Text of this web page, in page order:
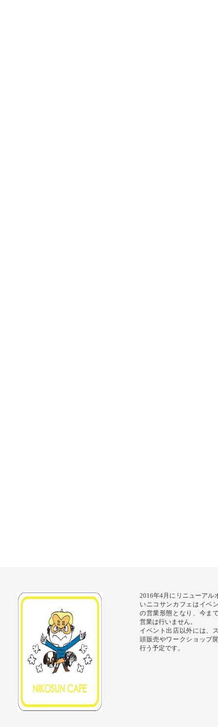
2016年4月にリニューアル
いニコサンカフェはイベ
の営業形態となり、今ま
営業は行いません。
イベント出店以外には、
頭販売やワークショップ
行う予定です。